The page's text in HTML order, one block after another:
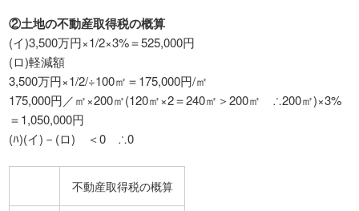
②土地の不動産取得税の概算
(イ)3,500万円×1/2×3%＝525,000円
(ロ)軽減額
3,500万円×1/2/÷100㎡＝175,000円/㎡
175,000円／㎡×200㎡(120㎡×2＝240㎡＞200㎡ ∴200㎡)×3%
＝1,050,000円
(ﾊ)(イ)－(ロ) ＜0 ∴0
不動産取得税の概算